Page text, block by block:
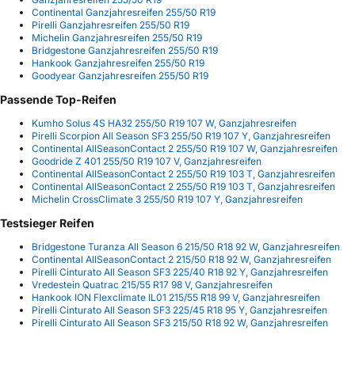
Continental Ganzjahresreifen 255/50 R19
Pirelli Ganzjahresreifen 255/50 R19
Michelin Ganzjahresreifen 255/50 R19
Bridgestone Ganzjahresreifen 255/50 R19
Hankook Ganzjahresreifen 255/50 R19
Goodyear Ganzjahresreifen 255/50 R19
Passende Top-Reifen
Kumho Solus 4S HA32 255/50 R19 107 W, Ganzjahresreifen
Pirelli Scorpion All Season SF3 255/50 R19 107 Y, Ganzjahresreifen
Continental AllSeasonContact 2 255/50 R19 107 W, Ganzjahresreifen
Goodride Z 401 255/50 R19 107 V, Ganzjahresreifen
Continental AllSeasonContact 2 255/50 R19 103 T, Ganzjahresreifen
Continental AllSeasonContact 2 255/50 R19 103 T, Ganzjahresreifen
Michelin CrossClimate 3 255/50 R19 107 Y, Ganzjahresreifen
Testsieger Reifen
Bridgestone Turanza All Season 6 215/50 R18 92 W, Ganzjahresreifen
Continental AllSeasonContact 2 215/50 R18 92 W, Ganzjahresreifen
Pirelli Cinturato All Season SF3 225/40 R18 92 Y, Ganzjahresreifen
Vredestein Quatrac 215/55 R17 98 V, Ganzjahresreifen
Hankook ION Flexclimate IL01 215/55 R18 99 V, Ganzjahresreifen
Pirelli Cinturato All Season SF3 225/45 R18 95 Y, Ganzjahresreifen
Pirelli Cinturato All Season SF3 215/50 R18 92 W, Ganzjahresreifen